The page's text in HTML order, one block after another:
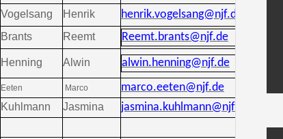
Vogelsang Henrik henrik.vogelsang@njf.de
Brants Reemt Reemt.brants@njf.de
Henning Alwin alwin.henning@njf.de
Eeten Marco marco.eeten@njf.de
Kuhlmann Jasmina jasmina.kuhlmann@njf.de